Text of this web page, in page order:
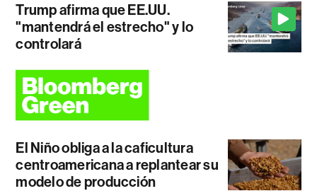
Trump afirma que EE.UU.
"mantendrá el estrecho" y lo
controlará
El Niño obliga a la caficultura
centroamericana a replantear su
modelo de producción